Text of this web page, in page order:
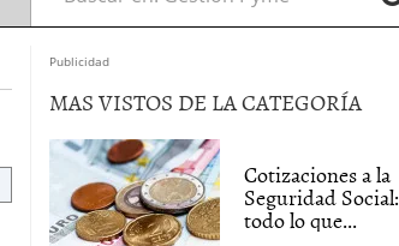
Publicidad
MAS VISTOS DE LA CATEGORÍA
Cotizaciones a la
Seguridad Social:
todo lo que...